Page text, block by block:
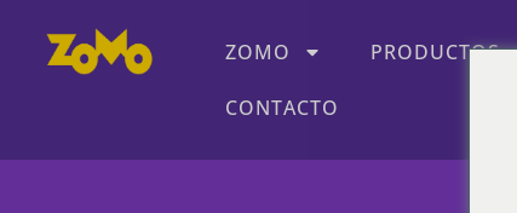
ZOMO PRODUCTOS
CONTACTO